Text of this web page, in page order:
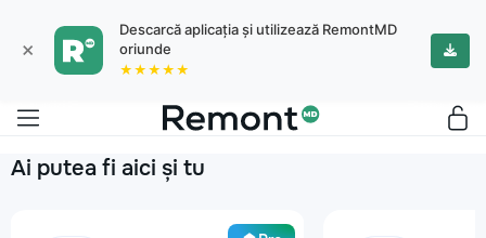
×
Descarcă aplicația și utilizează RemontMD
oriunde
★★★★★
Ai putea fi aici și tu